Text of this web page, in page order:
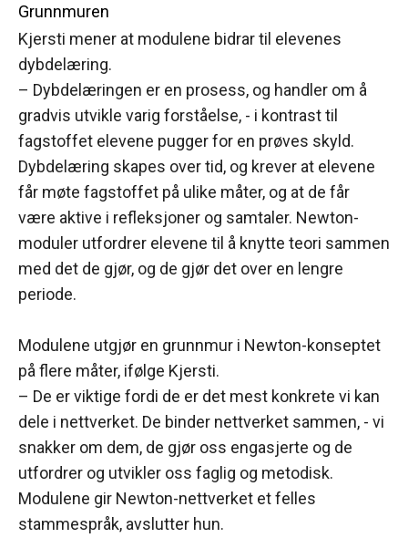
Grunnmuren
Kjersti mener at modulene bidrar til elevenes
dybdelæring.
– Dybdelæringen er en prosess, og handler om å
gradvis utvikle varig forståelse, - i kontrast til
fagstoffet elevene pugger for en prøves skyld.
Dybdelæring skapes over tid, og krever at elevene
får møte fagstoffet på ulike måter, og at de får
være aktive i refleksjoner og samtaler. Newton-
moduler utfordrer elevene til å knytte teori sammen
med det de gjør, og de gjør det over en lengre
periode.
Modulene utgjør en grunnmur i Newton-konseptet
på flere måter, ifølge Kjersti.
– De er viktige fordi de er det mest konkrete vi kan
dele i nettverket. De binder nettverket sammen, - vi
snakker om dem, de gjør oss engasjerte og de
utfordrer og utvikler oss faglig og metodisk.
Modulene gir Newton-nettverket et felles
stammespråk, avslutter hun.